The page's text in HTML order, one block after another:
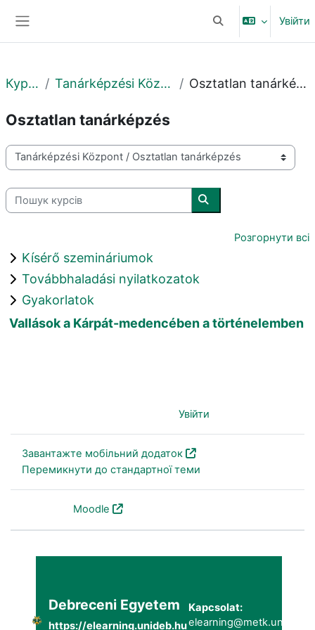
ПереключитиУвійти
Курси Tanárképzési Központ Osztatlan tanárképzés
Osztatlan tanárképzés
Категорії курсів
Пошук курсів
Пошук курсів
Розгорнути всі
Kísérő szemináriumok
Továbbhaladási nyilatkozatok
Gyakorlatok
Vallások a Kárpát-medencében a történelemben
Увійти
Завантажте мобільний додаток
Перемикнути до стандартної теми
Moodle
Debreceni Egyetem
https://elearning.unideb.hu
Kapcsolat: